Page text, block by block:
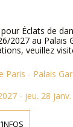
Éclats de
2027 au Palais
veuillez
Paris - Palais
- jeu. 28